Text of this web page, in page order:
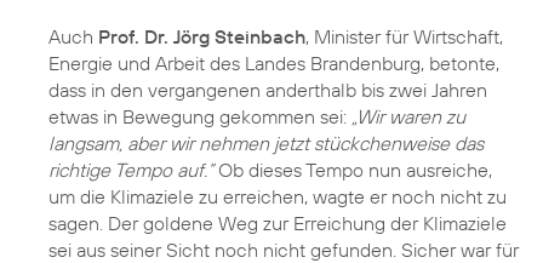
Auch Prof. Dr. Jörg Steinbach, Minister für Wirtschaft,
Energie und Arbeit des Landes Brandenburg, betonte,
dass in den vergangenen anderthalb bis zwei Jahren
etwas in Bewegung gekommen sei: „Wir waren zu
langsam, aber wir nehmen jetzt stückchenweise das
richtige Tempo auf.“Ob dieses Tempo nun ausreiche,
um die Klimaziele zu erreichen, wagte er noch nicht zu
sagen. Der goldene Weg zur Erreichung der Klimaziele
sei aus seiner Sicht noch nicht gefunden. Sicher war für